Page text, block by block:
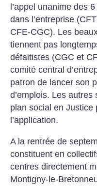
l’appel unanime des
dans l’entreprise
CFE-CGC). Les
tiennent pas
défaitistes (CGC et
comité central
patron de lancer son
d’emplois. Les
plan social en Justice
l’application.
A la rentrée de
constituent en
centres directement
Montigny-le-